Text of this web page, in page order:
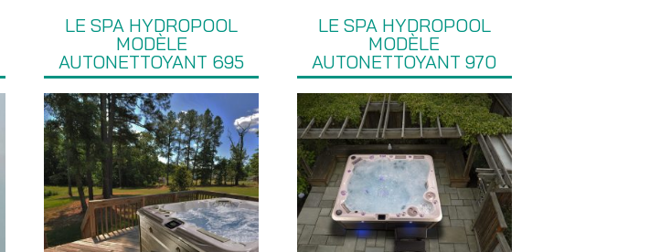
LE SPA HYDROPOOL
MODÈLE
AUTONETTOYANT 695
LE SPA HYDROPOOL
MODÈLE
AUTONETTOYANT 970